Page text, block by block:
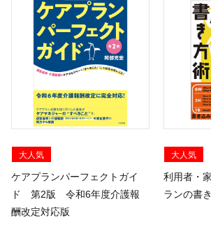
大人気
ケアプランパーフェクトガイ
ド 第2版 令和6年度介護報
酬改定対応版
大人気
利用者・
ランの書